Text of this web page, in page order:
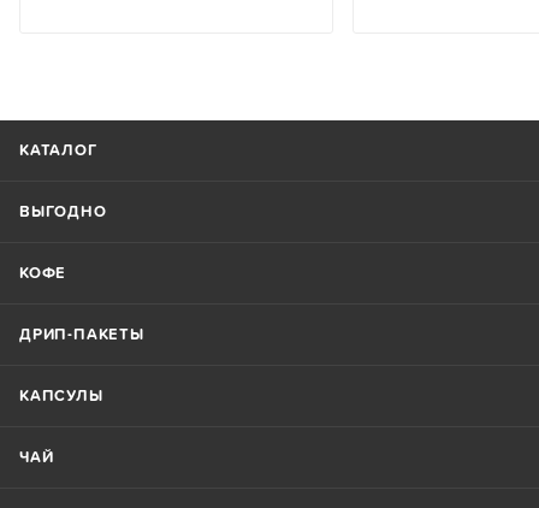
КАТАЛОГ
ВЫГОДНО
КОФЕ
ДРИП-ПАКЕТЫ
КАПСУЛЫ
ЧАЙ